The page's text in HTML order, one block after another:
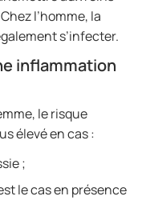
l’homme, la
s’infecter.
inflammation
le risque
élevé en cas :
;
le cas en présence